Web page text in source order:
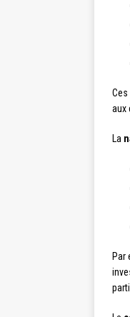
aux
La
Par